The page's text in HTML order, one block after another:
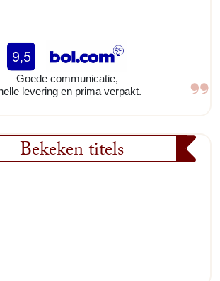
Goede communicatie,
levering en prima verpakt.
Bekeken titels